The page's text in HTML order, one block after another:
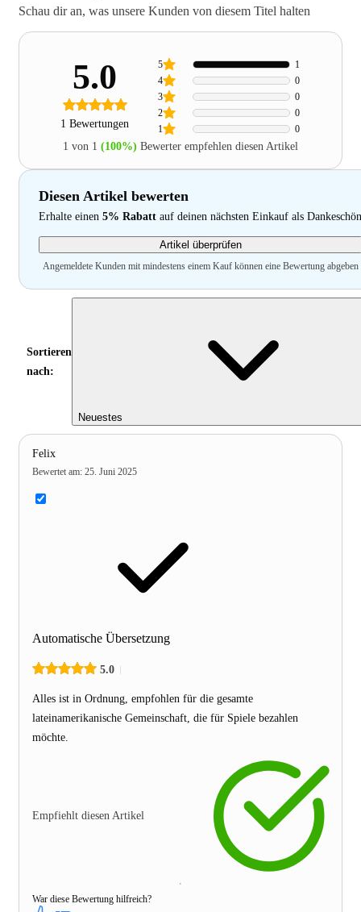
Schau dir an, was unsere Kunden von diesem Titel halten
5.0
1 Bewertungen 1 0
2 0
3 0
4 0
5 1
1 von 1 (100%) Bewerter empfehlen diesen Artikel
Diesen Artikel bewerten
Erhalte einen 5% Rabatt auf deinen nächsten Einkauf als Dankeschön
Artikel überprüfen
Angemeldete Kunden mit mindestens einem Kauf können eine Bewertung abgeben
Sortieren
nach:
Neuestes
Felix
Bewertet am: 25. Juni 2025
Automatische Übersetzung
5.0
Alles ist in Ordnung, empfohlen für die gesamte
lateinamerikanische Gemeinschaft, die für Spiele bezahlen
möchte.
Empfiehlt diesen Artikel
War diese Bewertung hilfreich?